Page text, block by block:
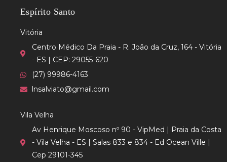
Espírito Santo
Vitória
Centro Médico Da Praia - R. João da Cruz, 164 - Vitória
- ES | CEP: 29055-620
(27) 99986-4163
lnsalviato@gmail.com
Vila Velha
Av Henrique Moscoso nº 90 - VipMed | Praia da Costa
- Vila Velha - ES | Salas 833 e 834 - Ed Ocean Ville |
Cep 29101-345